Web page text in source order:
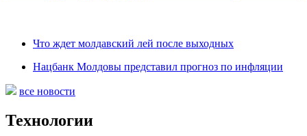
Что ждет молдавский лей после выходных
Нацбанк Молдовы представил прогноз по инфляции
все новости
Технологии